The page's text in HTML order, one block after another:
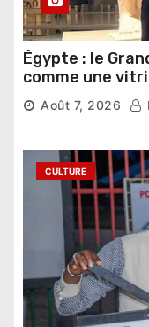
Égypte : le
comme une
pharaonique
étrangers
Août 7, 2026
CULTURE